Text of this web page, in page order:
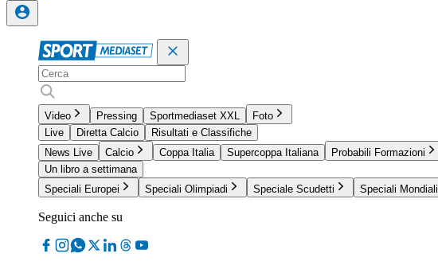
Video Pressing Sportmediaset XXL
Foto
Live
Diretta Calcio
Risultati e Classifiche
News Live
Calcio Coppa Italia Supercoppa Italiana Probabili Formazioni
Un libro a settimana
Speciali Europei
Speciali Olimpiadi Speciale Scudetti Speciali Mondiali
Seguici anche su